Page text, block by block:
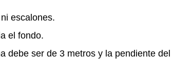
escalones.
el fondo.
debe ser de 3 metros y la pendiente del